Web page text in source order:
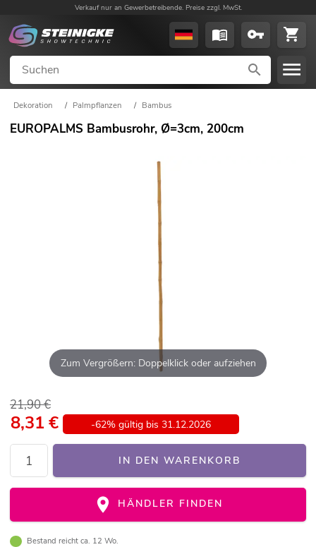
Verkauf nur an Gewerbetreibende. Preise zzgl. MwSt.
Dekoration / Palmpflanzen / Bambus
EUROPALMS Bambusrohr, Ø=3cm, 200cm
Zum Vergrößern: Doppelklick oder aufziehen
21,90 €
8,31 € -62% gültig bis 31.12.2026
IN DEN WARENKORB
HÄNDLER FINDEN
Bestand reicht ca. 12 Wo.